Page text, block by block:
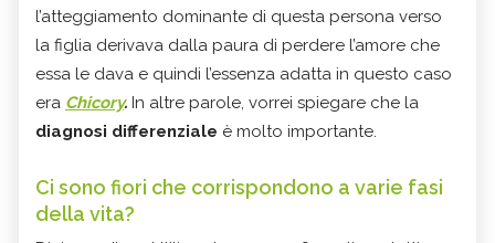
l’atteggiamento dominante di questa persona verso
la figlia derivava dalla paura di perdere l’amore che
essa le dava e quindi l’essenza adatta in questo caso
era Chicory. In altre parole, vorrei spiegare che la
diagnosi differenziale è molto importante.
Ci sono fiori che corrispondono a varie fasi
della vita?